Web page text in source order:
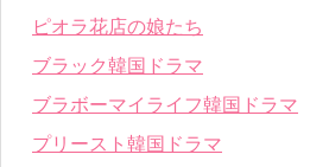
ピオラ花店の娘たち
ブラック韓国ドラマ
ブラボーマイライフ韓国ドラマ
プリースト韓国ドラマ